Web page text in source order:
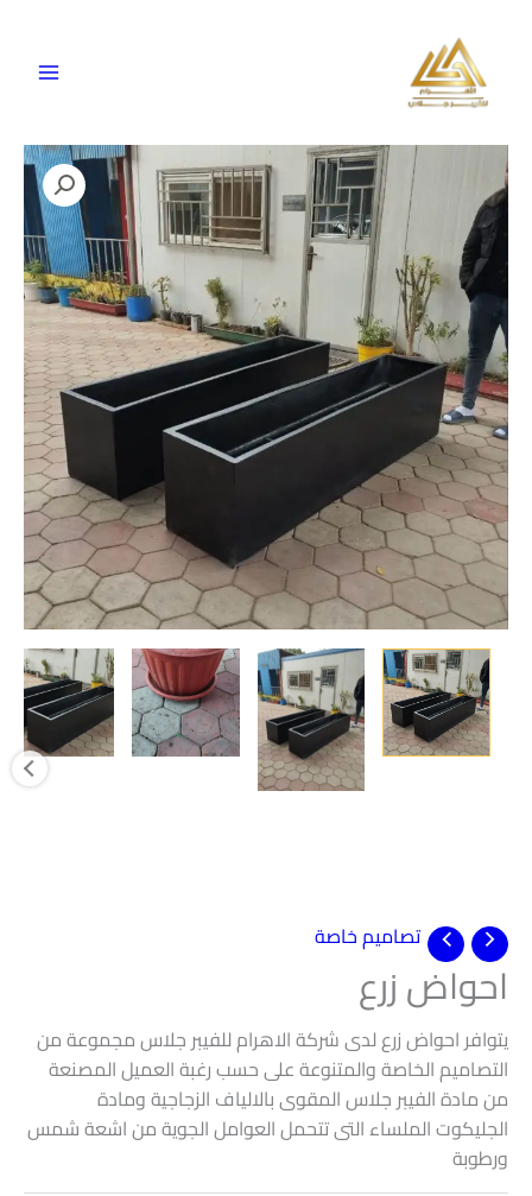
المحتوى
تصاميم خاصة
احواض زرع
يتوافر احواض زرع لدى شركة الاهرام للفيبر جلاس مجموعة من
التصاميم الخاصة والمتنوعة على حسب رغبة العميل المصنعة
من مادة الفيبر جلاس المقوى بالالياف الزجاجية ومادة
الجليكوت الملساء التى تتحمل العوامل الجوية من اشعة شمس
ورطوبة